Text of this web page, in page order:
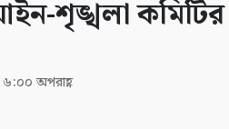
শৃঙ্খলা কমিটির
৬:০০ অপরাহ্ণ